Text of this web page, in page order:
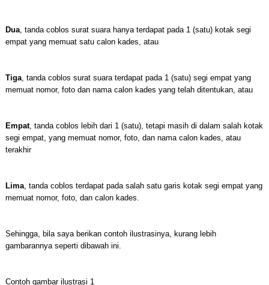
Dua, tanda coblos surat suara hanya terdapat pada 1 (satu) kotak segi
empat yang memuat satu calon kades, atau
Tiga, tanda coblos surat suara terdapat pada 1 (satu) segi empat yang
memuat nomor, foto dan nama calon kades yang telah ditentukan, atau
Empat, tanda coblos lebih dari 1 (satu), tetapi masih di dalam salah kotak
segi empat, yang memuat nomor, foto, dan nama calon kades, atau
terakhir
Lima, tanda coblos terdapat pada salah satu garis kotak segi empat yang
memuat nomor, foto, dan calon kades.
Sehingga, bila saya berikan contoh ilustrasinya, kurang lebih
gambarannya seperti dibawah ini.
Contoh gambar ilustrasi 1